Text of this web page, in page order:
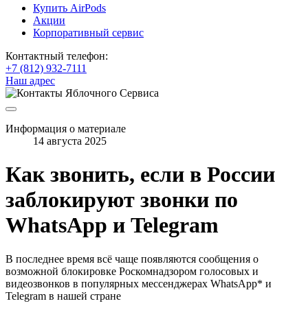
Купить AirPods
Акции
Корпоративный сервис
Контактный телефон:
+7 (812) 932-7111
Наш адрес
Информация о материале
14 августа 2025
Как звонить, если в России
заблокируют звонки по
WhatsApp и Telegram
В последнее время всё чаще появляются сообщения о
возможной блокировке Роскомнадзором голосовых и
видеозвонков в популярных мессенджерах WhatsApp* и
Telegram в нашей стране